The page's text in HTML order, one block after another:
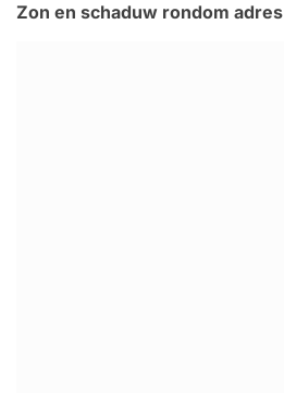
Zon en schaduw rondom adres